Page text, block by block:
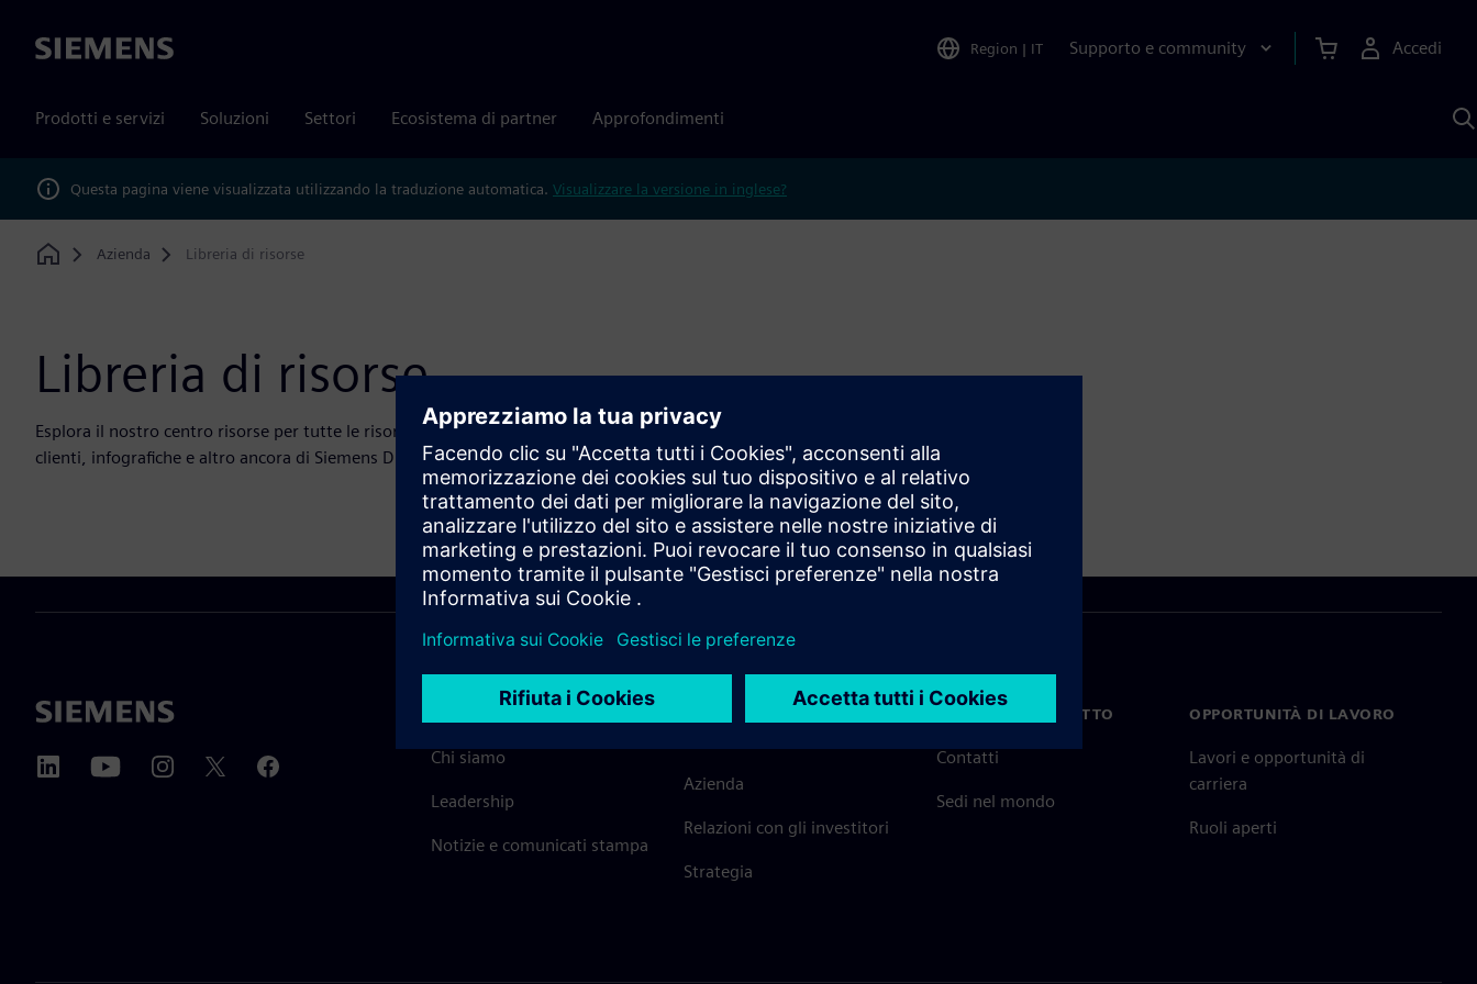
Siemens Region | IT Supporto e community Accedi
Prodotti e servizi Soluzioni Settori Ecosistema di partner Approfondimenti
Questa pagina viene visualizzata utilizzando la traduzione automatica. Visualizzare la versione in inglese?
Home
Azienda Libreria di risorse
Libreria di risorse
Esplora il nostro centro risorse per tutte le risorse. Può accedere agli ultimi e-book, white paper, webinar, case study dei
clienti, infografiche e altro ancora di Siemens Digital Industries Software utilizzando i filtri seguenti.
Chi siamo
Leadership
Notizie e comunicati stampa
Azienda
Relazioni con gli investitori
Strategia
METTITI IN CONTATTO
Contatti
Sedi nel mondo
OPPORTUNITÀ DI LAVORO
Lavori e opportunità di
carriera
Ruoli aperti